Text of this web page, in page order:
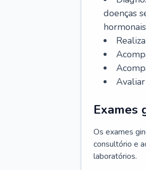
doenças
Exames
Os exames
consultório e
laboratórios.